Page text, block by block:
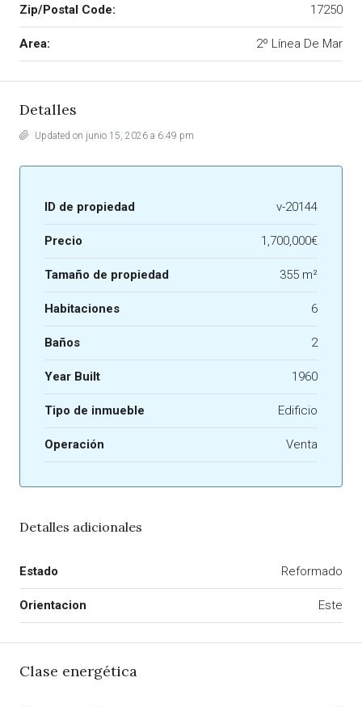
Zip/Postal Code: 17250
Area: 2º Línea De Mar
Detalles
Updated on junio 15, 2026 a 6:49 pm
ID de propiedad v-20144
Precio 1,700,000€
Tamaño de propiedad 355 m²
Habitaciones 6
Baños 2
Year Built 1960
Tipo de inmueble Edificio
Operación Venta
Detalles adicionales
Estado Reformado
Orientacion Este
Clase energética